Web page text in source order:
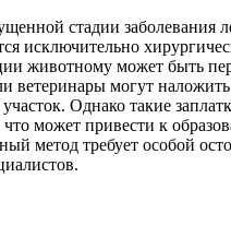
стадии заболевания
исключительно
животному может быть
ветеринары могут наложить
Однако такие
что может привести к
метод требует особой